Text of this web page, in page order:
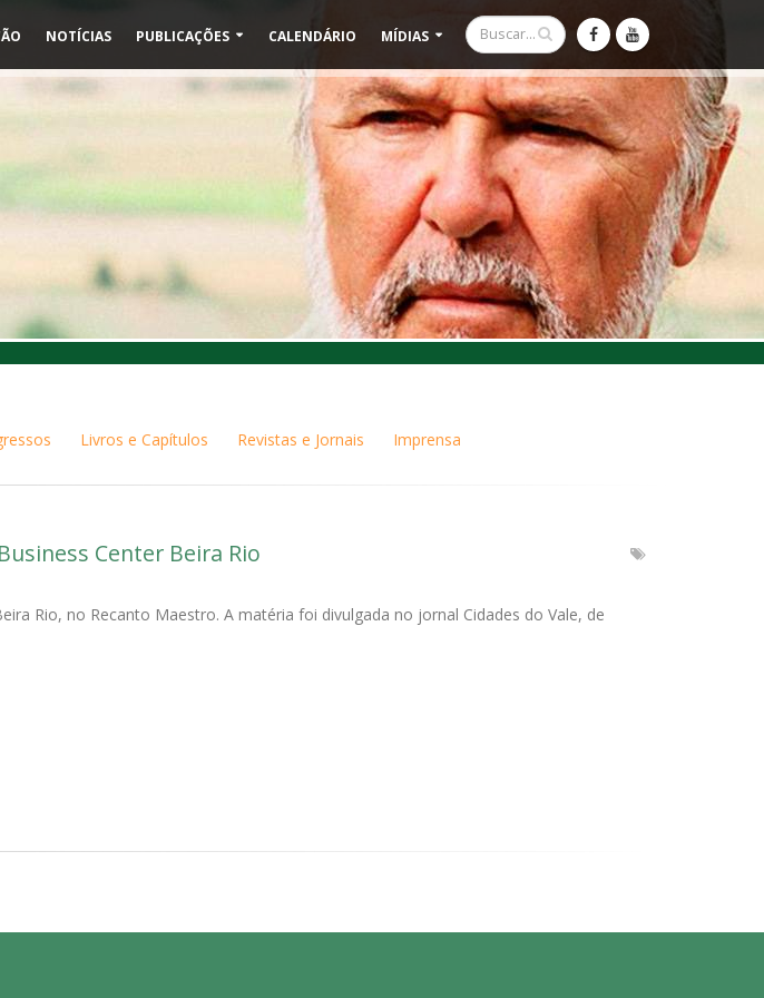
NOTÍCIAS PUBLICAÇÕES CALENDÁRIO MÍDIAS
Livros e Capítulos Revistas e Jornais Imprensa
Center Beira Rio
Rio, no Recanto Maestro. A matéria foi divulgada no jornal Cidades do Vale, de